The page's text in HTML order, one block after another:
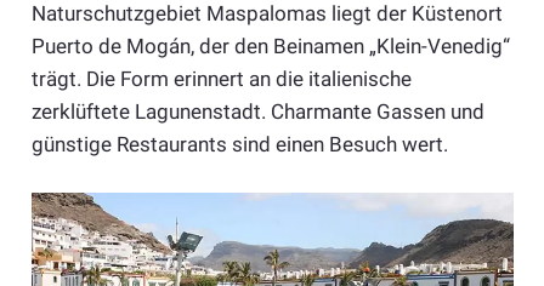
Naturschutzgebiet Maspalomas liegt der Küstenort
Puerto de Mogán, der den Beinamen „Klein-Venedig“
trägt. Die Form erinnert an die italienische
zerklüftete Lagunenstadt. Charmante Gassen und
günstige Restaurants sind einen Besuch wert.